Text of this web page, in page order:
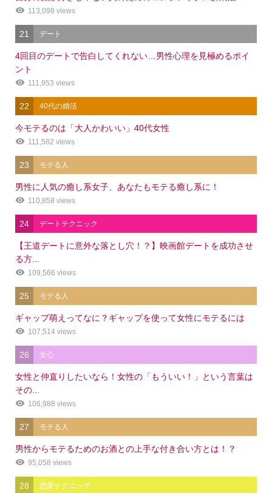
113,098 views
21 デート
4回目のデートで告白してくれない…男性心理を見極めるポイ
ント
111,953 views
22 40代の婚活
今モテるのは「大人かわいい」40代女性
111,582 views
23 モテる人
男性に人気の癒し系女子、あなたもモテる癒し系に！
110,858 views
24 デートテクニック
【王道デートに意外な落とし穴！？】映画館デートを成功させ
る方...
109,566 views
25 モテる人
ギャップ萌えってなに？ギャップを使って女性にモテるには
107,514 views
26 女心
女性と仲直りしたいなら！女性の「もういい！」という言葉は
その...
106,988 views
27 モテる人
男性からモテるためのお酒との上手な付き合い方とは！？
95,058 views
28 恋愛テクニック